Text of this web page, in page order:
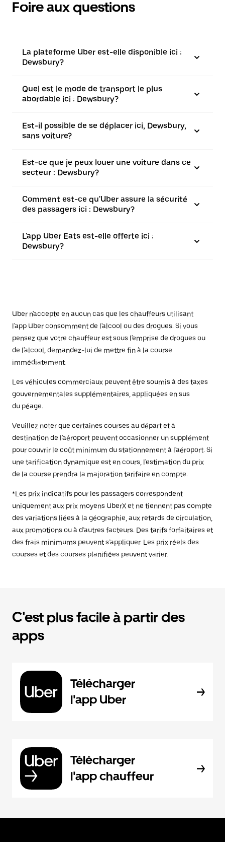
Foire aux questions
La plateforme Uber est-elle disponible ici :
Dewsbury?
Quel est le mode de transport le plus
abordable ici : Dewsbury?
Est-il possible de se déplacer ici, Dewsbury,
sans voiture?
Est-ce que je peux louer une voiture dans ce
secteur : Dewsbury?
Comment est-ce qu'Uber assure la sécurité
des passagers ici : Dewsbury?
L'app Uber Eats est-elle offerte ici :
Dewsbury?
Uber n'accepte en aucun cas que les chauffeurs utilisant
l'app Uber consomment de l'alcool ou des drogues. Si vous
pensez que votre chauffeur est sous l'emprise de drogues ou
de l'alcool, demandez-lui de mettre fin à la course
immédiatement.
Les véhicules commerciaux peuvent être soumis à des taxes
gouvernementales supplémentaires, appliquées en sus
du péage.
Veuillez noter que certaines courses au départ et à
destination de l'aéroport peuvent occasionner un supplément
pour couvrir le coût minimum du stationnement à l'aéroport. Si
une tarification dynamique est en cours, l'estimation du prix
de la course prendra la majoration tarifaire en compte.
*Les prix indicatifs pour les passagers correspondent
uniquement aux prix moyens UberX et ne tiennent pas compte
des variations liées à la géographie, aux retards de circulation,
aux promotions ou à d’autres facteurs. Des tarifs forfaitaires et
des frais minimums peuvent s’appliquer. Les prix réels des
courses et des courses planifiées peuvent varier.
C'est plus facile à partir des
apps
Télécharger
l'app Uber
Télécharger
l'app chauffeur